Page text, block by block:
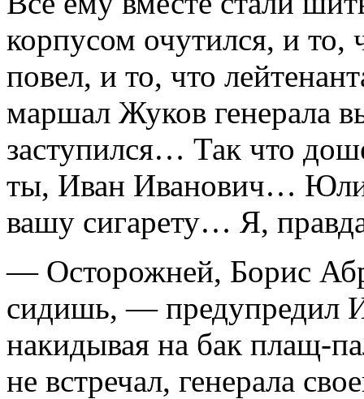
корпусом очутился, и то,
повел, и то, что
маршал Жуков генерала
заступился… Так что
ты, Иван Иванович…
вашу сигарету… Я,
— Осторожней, Борис
сидишь, — предупредил
накидывая на бак плащ-
не встречал, генерала